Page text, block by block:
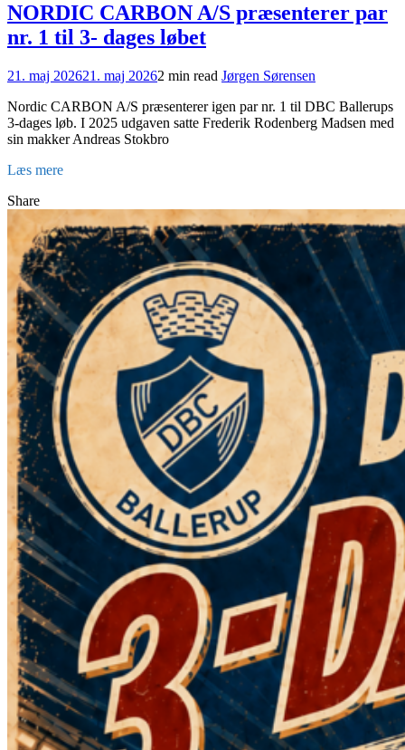
NORDIC CARBON A/S præsenterer par
nr. 1 til 3- dages løbet
21. maj 202621. maj 20262 min read Jørgen Sørensen
Nordic CARBON A/S præsenterer igen par nr. 1 til DBC Ballerups
3-dages løb. I 2025 udgaven satte Frederik Rodenberg Madsen med
sin makker Andreas Stokbro
Læs mere
Share